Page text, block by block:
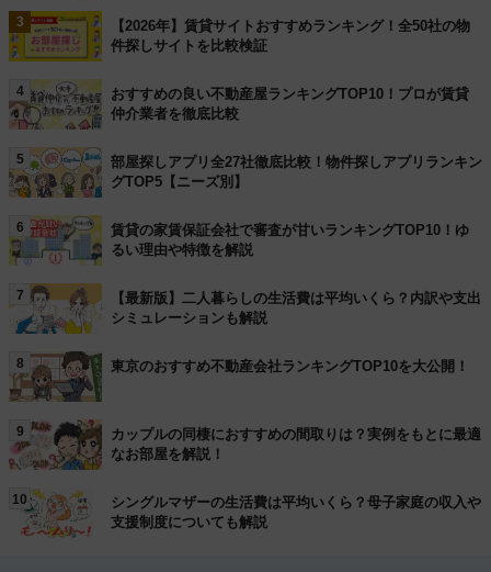
3
【2026年】賃貸サイトおすすめランキング！全50社の物
件探しサイトを比較検証
4
おすすめの良い不動産屋ランキングTOP10！プロが賃貸
仲介業者を徹底比較
5
部屋探しアプリ全27社徹底比較！物件探しアプリランキン
グTOP5【ニーズ別】
6
賃貸の家賃保証会社で審査が甘いランキングTOP10！ゆ
るい理由や特徴を解説
7
【最新版】二人暮らしの生活費は平均いくら？内訳や支出
シミュレーションも解説
8 東京のおすすめ不動産会社ランキングTOP10を大公開！
9
カップルの同棲におすすめの間取りは？実例をもとに最適
なお部屋を解説！
10
シングルマザーの生活費は平均いくら？母子家庭の収入や
支援制度についても解説